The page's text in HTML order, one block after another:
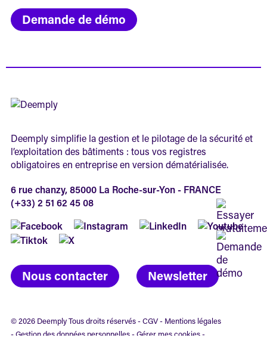
Demande de démo
Deemply simplifie la gestion et le pilotage de la sécurité et
l’exploitation des bâtiments : tous vos registres
obligatoires en entreprise en version dématérialisée.
6 rue chanzy, 85000 La Roche-sur-Yon - FRANCE
(+33) 2 51 62 45 08
Nous contacter Newsletter
© 2026 Deemply Tous droits réservés -CGV- Mentions légales
-Gestion des données personnelles-Gérer mes cookies-